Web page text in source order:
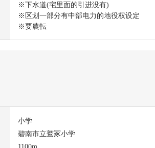
※下水道(宅里面的引进没有)
※区划一部分有中部电力的地役权设定
※要農転
小学
碧南市立鹫冢小学